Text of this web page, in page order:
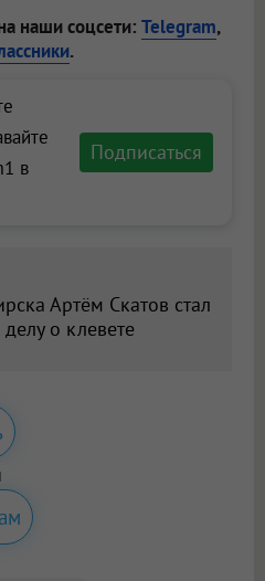
наши соцсети: Telegram,
.
в
Подписаться
Артём Скатов стал
о клевете